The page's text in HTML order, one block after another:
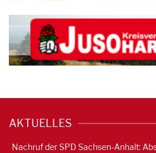
AKTUELLES
Nachruf der SPD Sachsen-Anhalt: